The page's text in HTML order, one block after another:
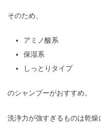
そのため、
アミノ酸系
保湿系
しっとりタイプ
のシャンプーがおすすめ。
洗浄力が強すぎるものは乾